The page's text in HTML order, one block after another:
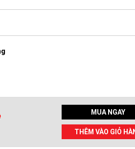
MUA NGAY
THÊM VÀO GIỎ